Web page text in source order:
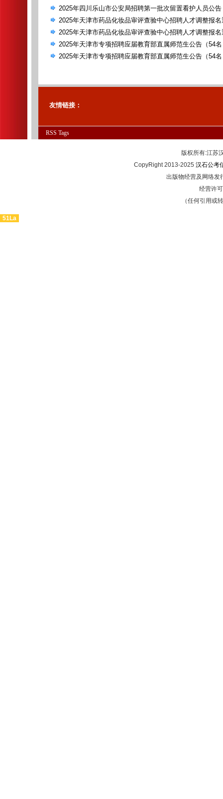
2025年四川乐山市公安局招聘第一批次留置看护人员公告
名）
2025年天津市药品化妆品审评查验中心招聘人才调整报名
2025年天津市药品化妆品审评查验中心招聘人才调整报名
2025年天津市专项招聘应届教育部直属师范生公告（54
2025年天津市专项招聘应届教育部直属师范生公告（54
友情链接：
RSS Tags
版权所有:江
CopyRight 2013-2025 汉石公考
出版物经营及网络发
经营许
（任何引用或
51La